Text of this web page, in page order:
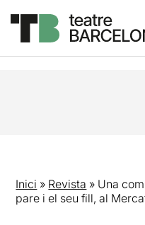
Inici » Revista » Una
pare i el seu fill, al